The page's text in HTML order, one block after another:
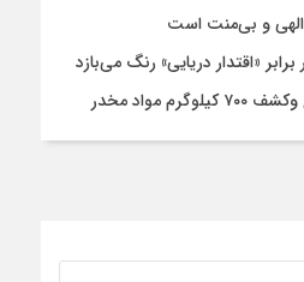
الهی و بی‌منت است
«اقتدار دریایی» رنگ می‌بازد
مواد مخدر